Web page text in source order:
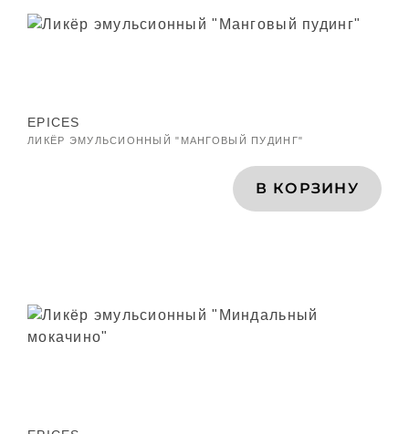
EPICES
ЛИКЁР ЭМУЛЬСИОННЫЙ "МАНГОВЫЙ ПУДИНГ"
В КОРЗИНУ